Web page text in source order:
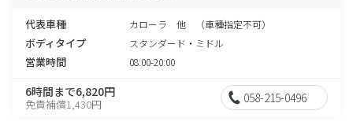
代表車種 カローラ 他 （車種指定不可）
ボディタイプ スタンダード・ミドル
営業時間 08:00-20:00
6時間まで6,820円
免責補償1,430円 058-215-0496